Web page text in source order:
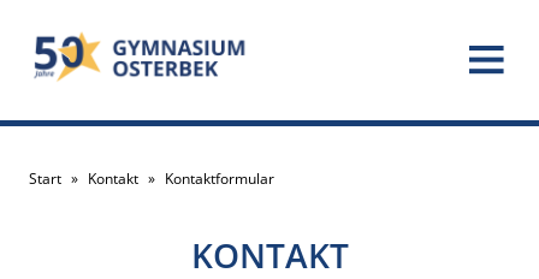
Start » Kontakt » Kontaktformular
KONTAKT